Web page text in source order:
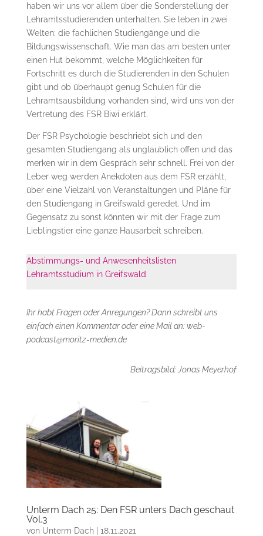
haben wir uns vor allem über die Sonderstellung der
Lehramtsstudierenden unterhalten. Sie leben in zwei
Welten: die fachlichen Studiengänge und die
Bildungswissenschaft. Wie man das am besten unter
einen Hut bekommt, welche Möglichkeiten für
Fortschritt es durch die Studierenden in den Schulen
gibt und ob überhaupt genug Schulen für die
Lehramtsausbildung vorhanden sind, wird uns von der
Vertretung des FSR Biwi erklärt.
Der FSR Psychologie beschriebt sich und den
gesamten Studiengang als unglaublich offen und das
merken wir in dem Gespräch sehr schnell. Frei von der
Leber weg werden Anekdoten aus dem FSR erzählt,
über eine Vielzahl von Veranstaltungen und Pläne für
den Studiengang in Greifswald geredet. Und im
Gegensatz zu sonst könnten wir mit der Frage zum
Lieblingstier eine ganze Hausarbeit schreiben.
Abstimmungs- und Anwesenheitslisten
Lehramtsstudium in Greifswald
Ihr habt Fragen oder Anregungen? Dann schreibt uns
einfach einen Kommentar oder eine Mail an: web-
podcast@moritz-medien.de
Beitragsbild: Jonas Meyerhof
Unterm Dach 25: Den FSR unters Dach geschaut
Vol.3
von Unterm Dach| 18.11.2021